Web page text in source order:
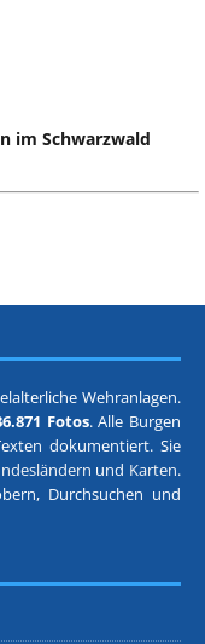
im Schwarzwald
Wehranlagen.
Fotos. Alle Burgen
dokumentiert. Sie
und Karten.
Durchsuchen und